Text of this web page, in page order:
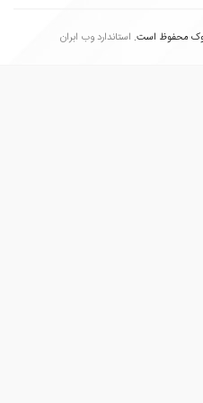
است.استاندارد وب ابران